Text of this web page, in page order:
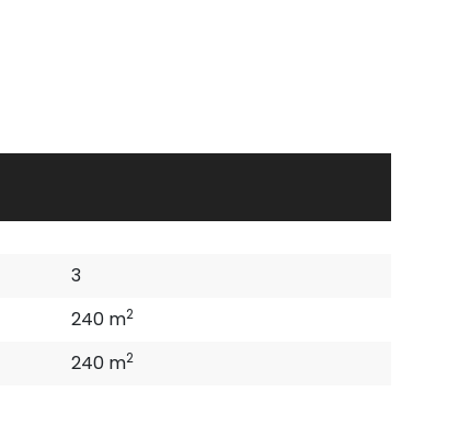
3
240 m2
240 m2